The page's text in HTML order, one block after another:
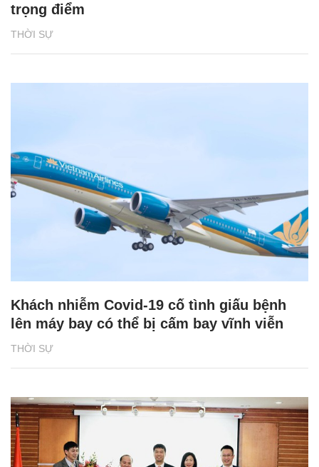
THỜI SỰ
trọng điểm
THỜI SỰ
Khách nhiễm Covid-19 cố tình giấu bệnh
lên máy bay có thể bị cấm bay vĩnh viễn